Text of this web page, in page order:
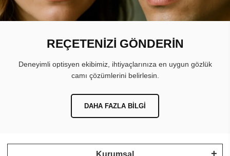
REÇETENİZİ GÖNDERİN
Deneyimli optisyen ekibimiz, ihtiyaçlarınıza en uygun gözlük
camı çözümlerini belirlesin.
DAHA FAZLA BILGI
Kurumsal